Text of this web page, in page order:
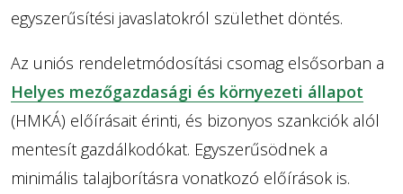
egyszerűsítési javaslatokról születhet döntés.
Az uniós rendeletmódosítási csomag elsősorban a
Helyes mezőgazdasági és környezeti állapot
(HMKÁ) előírásait érinti, és bizonyos szankciók alól
mentesít gazdálkodókat. Egyszerűsödnek a
minimális talajborításra vonatkozó előírások is.